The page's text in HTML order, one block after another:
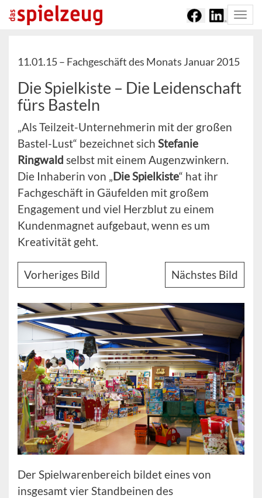
11.01.15 – Fachgeschäft des Monats Januar 2015
Die Spielkiste – Die Leidenschaft
fürs Basteln
„Als Teilzeit-Unternehmerin mit der großen
Bastel-Lust“ bezeichnet sich Stefanie
Ringwald selbst mit einem Augenzwinkern.
Die Inhaberin von „Die Spielkiste“ hat ihr
Fachgeschäft in Gäufelden mit großem
Engagement und viel Herzblut zu einem
Kundenmagnet aufgebaut, wenn es um
Kreativität geht.
Vorheriges Bild Nächstes Bild
Der Spielwarenbereich bildet eines von
insgesamt vier Standbeinen des